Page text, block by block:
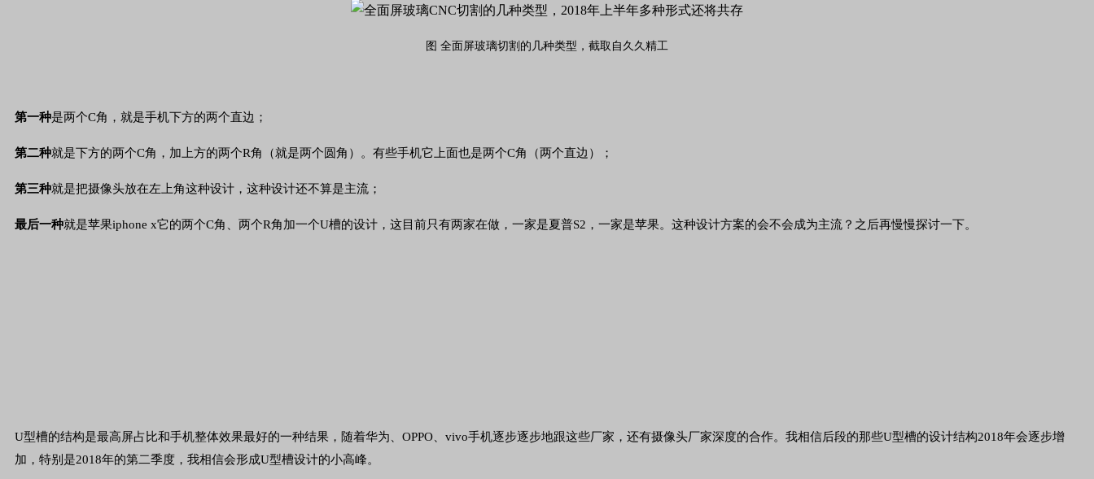
图 全面屏玻璃切割的几种类型，截取自久久精工
第一种是两个C角，就是手机下方的两个直边；
第二种就是下方的两个C角，加上方的两个R角（就是两个圆角）。有些手机它上面也是两个C角（两个直边）；
第三种就是把摄像头放在左上角这种设计，这种设计还不算是主流；
最后一种就是苹果iphone x它的两个C角、两个R角加一个U槽的设计，这目前只有两家在做，一家是夏普S2，一家是苹果。这种设计方案的会不会成为主流？之后再慢慢探讨一下。
U型槽的结构是最高屏占比和手机整体效果最好的一种结果，随着华为、OPPO、vivo手机逐步逐步地跟这些厂家，还有摄像头厂家深度的合作。我相信后段的那些U型槽的设计结构2018年会逐步增
加，特别是2018年的第二季度，我相信会形成U型槽设计的小高峰。